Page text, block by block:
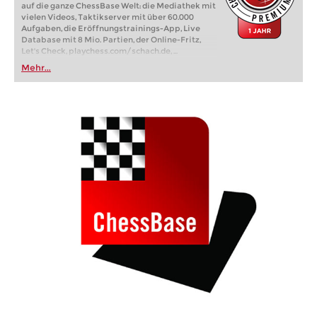
auf die ganze ChessBase Welt: die Mediathek mit
vielen Videos, Taktikserver mit über 60.000
Aufgaben, die Eröffnungstrainings-App, Live
Database mit 8 Mio. Partien, der Online-Fritz,
Let's Check, playchess.com/schach.de, ...
Mehr...